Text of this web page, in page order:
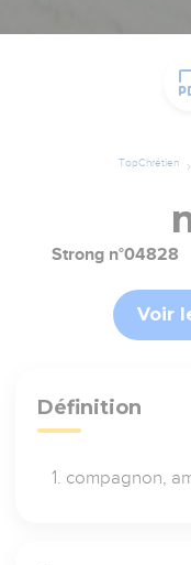
TopChrétien
Strong n°04828
Voir
Définition
compagnon,